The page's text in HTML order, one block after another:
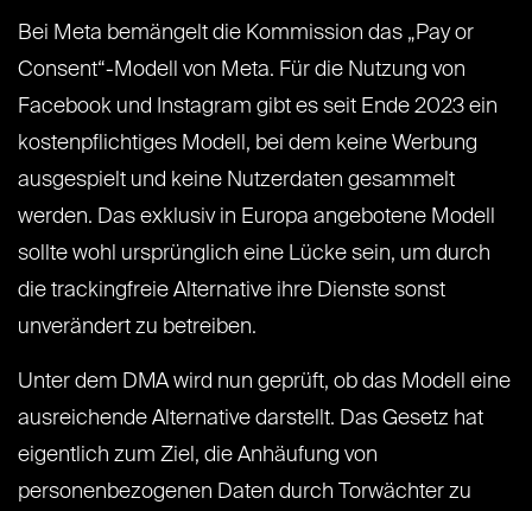
Bei Meta bemängelt die Kommission das „Pay or
Consent“-Modell von Meta. Für die Nutzung von
Facebook und Instagram gibt es seit Ende 2023 ein
kostenpflichtiges Modell, bei dem keine Werbung
ausgespielt und keine Nutzerdaten gesammelt
werden. Das exklusiv in Europa angebotene Modell
sollte wohl ursprünglich eine Lücke sein, um durch
die trackingfreie Alternative ihre Dienste sonst
unverändert zu betreiben.
Unter dem DMA wird nun geprüft, ob das Modell eine
ausreichende Alternative darstellt. Das Gesetz hat
eigentlich zum Ziel, die Anhäufung von
personenbezogenen Daten durch Torwächter zu